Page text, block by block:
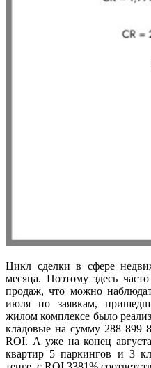
Цикл сделки в сфере
месяца. Поэтому здесь
продаж, что можно
июля по заявкам,
жилом комплексе было
кладовые на сумму 288 899
ROI. А уже на конец
квартир 5 паркингов и 3